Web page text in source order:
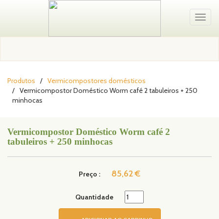
Produtos
Vermicompostores domésticos
Vermicompostor Doméstico Worm café 2 tabuleiros + 250
minhocas
Vermicompostor Doméstico Worm café 2
tabuleiros + 250 minhocas
Preço : 85,62 €
Quantidade